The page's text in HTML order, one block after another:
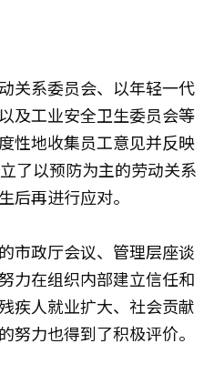
关系委员会、以年轻一代
及工业安全卫生委员会等
性地收集员工意见并反映
了以预防为主的劳动关系
后再进行应对。
市政厅会议、管理层座谈
力在组织内部建立信任和
疾人就业扩大、社会贡献
努力也得到了积极评价。